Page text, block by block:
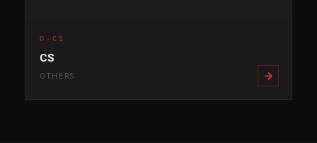
O-CS
CS
OTHERS